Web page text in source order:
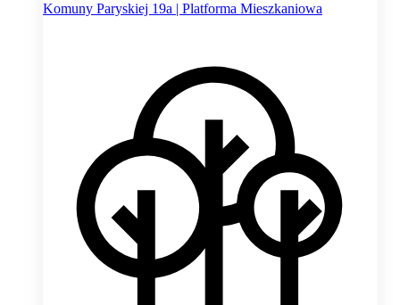
Komuny Paryskiej 19a | Platforma Mieszkaniowa